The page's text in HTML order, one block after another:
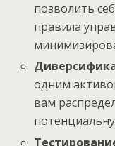
позволить
правила
одним
вам